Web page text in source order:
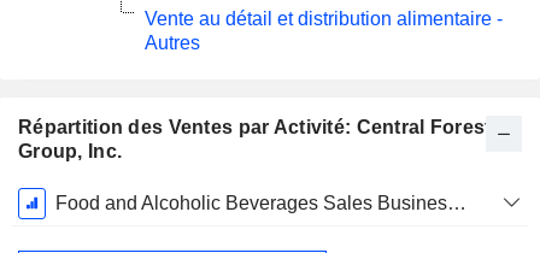
Répartition des Ventes par Activité: Central Forest
Group, Inc.
Période
Fiscale:
Food and Alcoholic Beverages Sales Business and Related Businesses
Vente au détail et distribution alimentaire -
Autres